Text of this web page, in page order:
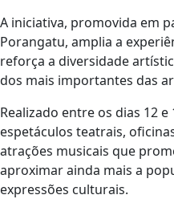
A iniciativa, promovida em
Porangatu, amplia a
reforça a diversidade
dos mais importantes das
Realizado entre os dias 12
espetáculos teatrais,
atrações musicais que
aproximar ainda mais a
expressões culturais.